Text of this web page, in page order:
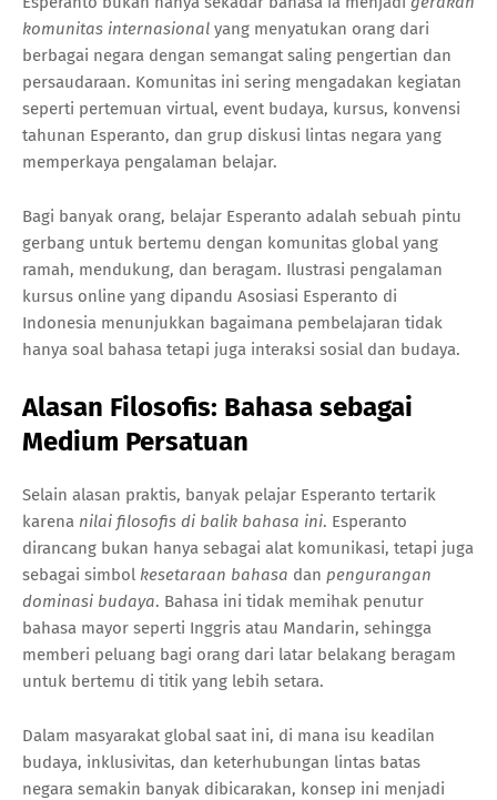
komunitas internasional yang menyatukan orang dari
berbagai negara dengan semangat saling pengertian dan
persaudaraan. Komunitas ini sering mengadakan kegiatan
seperti pertemuan virtual, event budaya, kursus, konvensi
tahunan Esperanto, dan grup diskusi lintas negara yang
memperkaya pengalaman belajar.
Bagi banyak orang, belajar Esperanto adalah sebuah pintu
gerbang untuk bertemu dengan komunitas global yang
ramah, mendukung, dan beragam. Ilustrasi pengalaman
kursus online yang dipandu Asosiasi Esperanto di
Indonesia menunjukkan bagaimana pembelajaran tidak
hanya soal bahasa tetapi juga interaksi sosial dan budaya.
Alasan Filosofis: Bahasa sebagai
Medium Persatuan
Selain alasan praktis, banyak pelajar Esperanto tertarik
karena nilai filosofis di balik bahasa ini. Esperanto
dirancang bukan hanya sebagai alat komunikasi, tetapi juga
sebagai simbol kesetaraan bahasa dan pengurangan
dominasi budaya. Bahasa ini tidak memihak penutur
bahasa mayor seperti Inggris atau Mandarin, sehingga
memberi peluang bagi orang dari latar belakang beragam
untuk bertemu di titik yang lebih setara.
Dalam masyarakat global saat ini, di mana isu keadilan
budaya, inklusivitas, dan keterhubungan lintas batas
negara semakin banyak dibicarakan, konsep ini menjadi